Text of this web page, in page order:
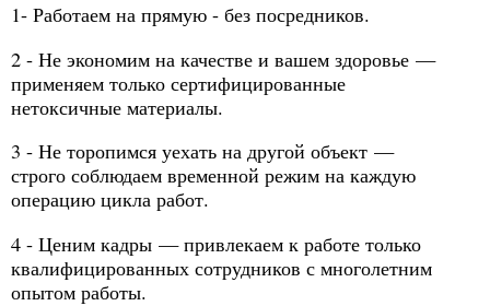
1- Работаем на прямую - без посредников.
2 - Не экономим на качестве и вашем здоровье —
применяем только сертифицированные
нетоксичные материалы.
3 - Не торопимся уехать на другой объект —
строго соблюдаем временной режим на каждую
операцию цикла работ.
4 - Ценим кадры — привлекаем к работе только
квалифицированных сотрудников с многолетним
опытом работы.